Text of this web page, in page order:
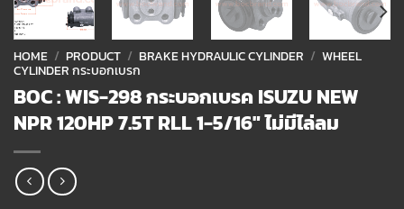
HOME / PRODUCT / BRAKE HYDRAULIC CYLINDER / WHEEL
CYLINDER กระบอกเบรก
BOC : WIS-298 กระบอกเบรค ISUZU NEW
NPR 120HP 7.5T RLL 1-5/16″ ไม่มีไล่ลม